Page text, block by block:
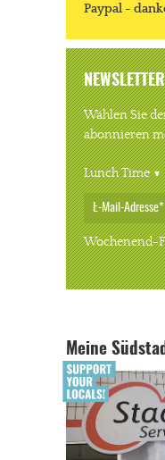
Paypal -
NEWSLETTER
Wählen Sie
abonnieren
Lunch Time
Wochenend-
Meine